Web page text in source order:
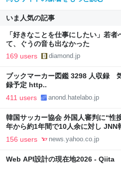
いま人気の記事
「好きなことを仕事にしたい」若
て、ぐうの音も出なかった
169 users diamond.jp
ブックマーカー図鑑 3298 人収録
録予定 http..
411 users anond.hatelabo.jp
韓国サッカー協会 外国人審判に“性
年から約1年間で10人余に対し JNN
Powered by JNN） - Yahoo!ニュー
156 users news.yahoo.co.jp
Web API設計の現在地2026 - Qiita